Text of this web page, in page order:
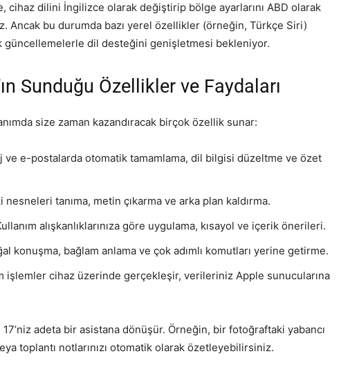
cihaz dilini İngilizce olarak değiştirip bölge ayarlarını ABD olarak
Ancak bu durumda bazı yerel özellikler (örneğin, Türkçe Siri)
güncellemelerle dil desteğini genişletmesi bekleniyor.
Sunduğu Özellikler ve Faydaları
size zaman kazandıracak birçok özellik sunar:
ve e-postalarda otomatik tamamlama, dil bilgisi düzeltme ve özet
nesneleri tanıma, metin çıkarma ve arka plan kaldırma.
alışkanlıklarınıza göre uygulama, kısayol ve içerik önerileri.
konuşma, bağlam anlama ve çok adımlı komutları yerine getirme.
işlemler cihaz üzerinde gerçekleşir, verileriniz Apple sunucularına
adeta bir asistana dönüşür. Örneğin, bir fotoğraftaki yabancı
toplantı notlarınızı otomatik olarak özetleyebilirsiniz.